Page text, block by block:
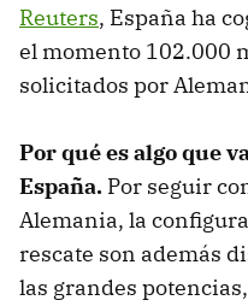
Reuters, España ha
el momento 102.000
solicitados por
Por qué es algo que
España. Por seguir
Alemania, la
rescate son además
las grandes